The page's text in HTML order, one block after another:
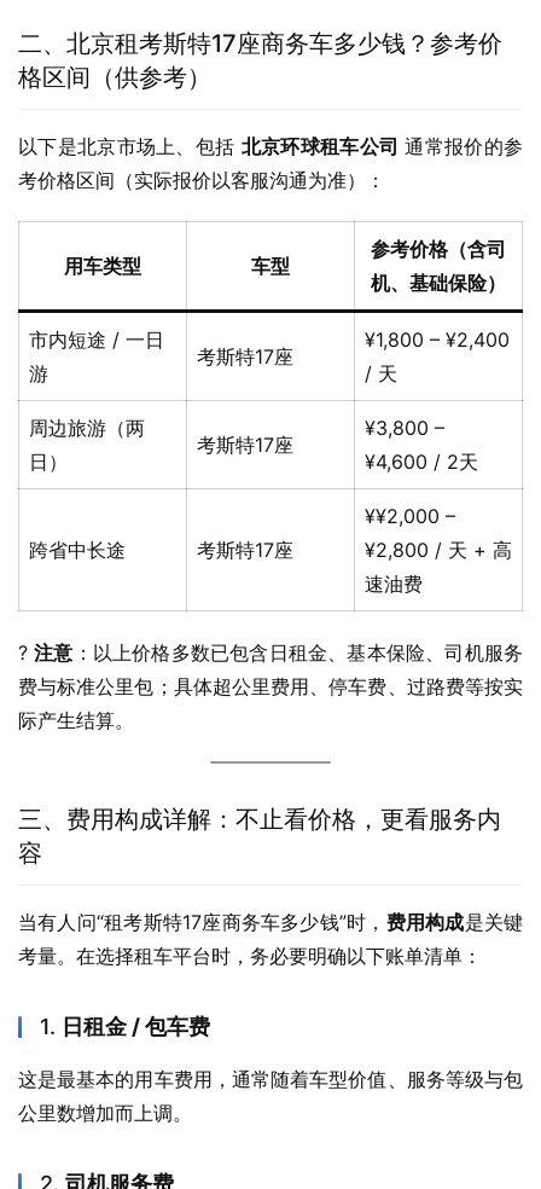
二、北京租考斯特17座商务车多少钱？参考价
格区间（供参考）
以下是北京市场上、包括 北京环球租车公司 通常报价的参
考价格区间（实际报价以客服沟通为准）：
用车类型 车型
参考价格（含司
机、基础保险）
市内短途 / 一日
游
考斯特17座
¥1,800 – ¥2,400
/ 天
周边旅游（两
日）
考斯特17座
¥3,800 –
¥4,600 / 2天
跨省中长途 考斯特17座
¥¥2,000 –
¥2,800 / 天 + 高
速油费
? 注意 ：以上价格多数已包含日租金、基本保险、司机服务
费与标准公里包；具体超公里费用、停车费、过路费等按实
际产生结算。
三、费用构成详解：不止看价格，更看服务内
容
当有人问“租考斯特17座商务车多少钱”时， 费用构成是关键
考量。在选择租车平台时，务必要明确以下账单清单：
1. 日租金 / 包车费
这是最基本的用车费用，通常随着车型价值、服务等级与包
公里数增加而上调。
2. 司机服务费